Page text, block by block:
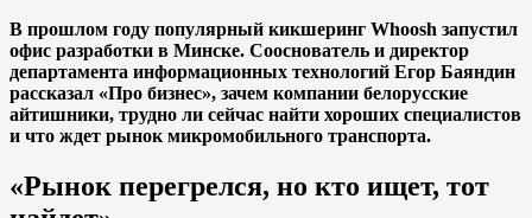
В прошлом году популярный кикшеринг Whoosh запустил
офис разработки в Минске. Сооснователь и директор
департамента информационных технологий Егор Баяндин
рассказал «Про бизнес», зачем компании белорусские
айтишники, трудно ли сейчас найти хороших специалистов
и что ждет рынок микромобильного транспорта.
«Рынок перегрелся, но кто ищет, тот